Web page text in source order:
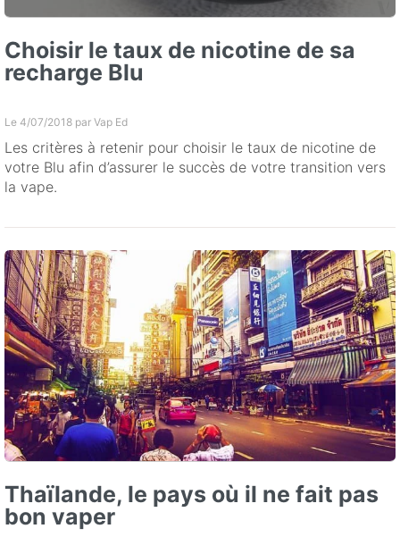
Choisir le taux de nicotine de sa
recharge Blu
Le 4/07/2018 par Vap Ed
Les critères à retenir pour choisir le taux de nicotine de
votre Blu afin d’assurer le succès de votre transition vers
la vape.
Thaïlande, le pays où il ne fait pas
bon vaper